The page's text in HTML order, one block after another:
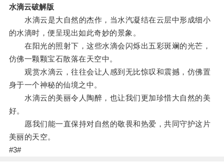
水滴云破解版
水滴云是大自然的杰作，当水汽凝结在云层中形成细小
的水滴时，便呈现出如此奇妙的景象。
在阳光的照射下，这些水滴会闪烁出五彩斑斓的光芒，
仿佛一颗颗宝石散落在天空中。
观赏水滴云，往往会让人感到无比惊叹和震撼，仿佛置
身于一个神秘的仙境之中。
水滴云的美丽令人陶醉，也让我们更加珍惜大自然的美
好。
愿我们能一直保持对自然的敬畏和热爱，共同守护这片
美丽的天空。
#3#